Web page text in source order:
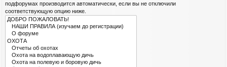
подфорумах производится автоматически, если вы не отключили
соответствующую опцию ниже.